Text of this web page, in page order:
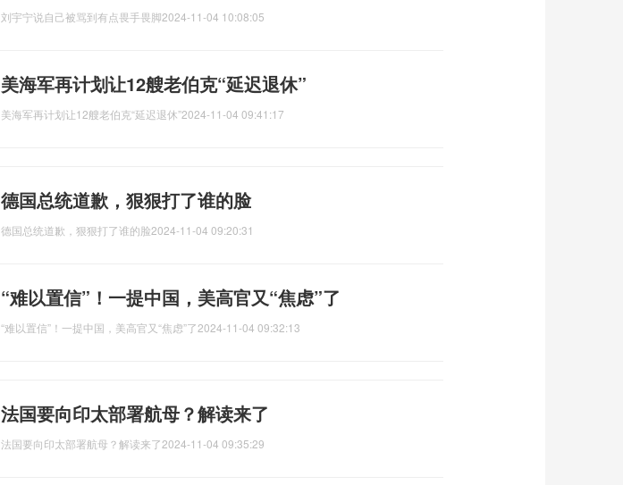
刘宇宁说自己被骂到有点畏手畏脚2024-11-04 10:08:05
美海军再计划让12艘老伯克“延迟退休”
美海军再计划让12艘老伯克“延迟退休”2024-11-04 09:41:17
德国总统道歉，狠狠打了谁的脸
德国总统道歉，狠狠打了谁的脸2024-11-04 09:20:31
“难以置信”！一提中国，美高官又“焦虑”了
“难以置信”！一提中国，美高官又“焦虑”了2024-11-04 09:32:13
法国要向印太部署航母？解读来了
法国要向印太部署航母？解读来了2024-11-04 09:35:29